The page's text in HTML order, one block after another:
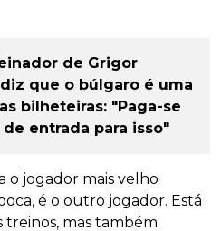
de Grigor
que o búlgaro é uma
bilheteiras: "Paga-se
de entrada para isso"
o jogador mais velho
é o outro jogador. Está
mas também